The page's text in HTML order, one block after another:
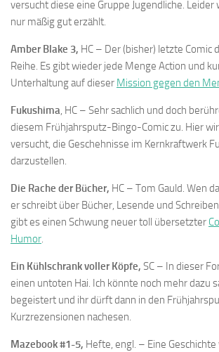
versucht diese eine Gruppe Jugendliche. Leider
nur mäßig gut erzählt.
Amber Blake 3, HC – Der (bisher) letzte Comic
Reihe. Es gibt wieder jede Menge Action und
Unterhaltung auf dieser Mission gegen den
Fukushima, HC – Sehr sachlich und doch
diesem Frühjahrsputz-Bingo-Comic zu. Hier
versucht, die Geschehnisse im Kernkraftwerk
darzustellen.
Die Rache der Bücher, HC – Tom Gauld. Wen
er schreibt über Bücher, Lesende und
gibt es einen Schwung neuer toll übersetzter
Humor.
Ein Kühlschrank voller Köpfe, SC – In dieser
einen untoten Hai. Ich könnte noch mehr dazu
begeistert und ihr dürft dann in den
Kurzrezensionen nachesen.
Mazebook #1-5, Hefte, engl. – Eine